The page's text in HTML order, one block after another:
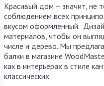
Красивый дом – значит, не
соблюдением всех
вкусом оформленный.
материалов, чтобы он
числе и дерево. Мы
балки в магазине
как в интерьерах в стиле
классических.